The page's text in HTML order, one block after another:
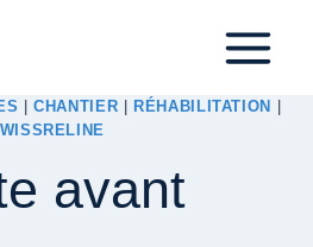
|CHANTIER RÉHABILITATION
avant